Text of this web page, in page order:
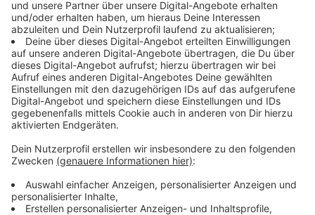
Am liebsten Musik aus den Bereichen Pop, Rock, Soul,
Elektro oder Alternative. Besonders gerne Songs aus den
90ern und frühen 2000ern - also die Musik, mit der ich
aufgewachsen bin. Es darf aber auch sehr gerne Jazz oder
Klassik sein.
Nach der Sendung
...kann ich einfach nicht vom Radio lassen. Und wenn doch,
dann bin ich gerne an Rhein, Ruhr und dem Meer unterwegs,
(gut, es ist mehr fassungsloses Kopfschütteln) oder freue
mich, wenn es irgendwo mal schöne Schuhe in Übergröße